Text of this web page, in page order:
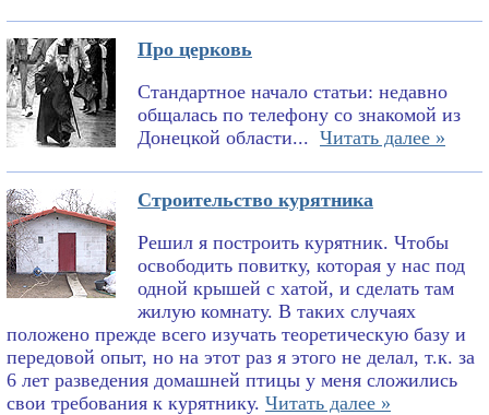
Про церковь
Стандартное начало статьи: недавно
общалась по телефону со знакомой из
Донецкой области... Читать далее »
Строительство курятника
Решил я построить курятник. Чтобы
освободить повитку, которая у нас под
одной крышей с хатой, и сделать там
жилую комнату. В таких случаях
положено прежде всего изучать теоретическую базу и
передовой опыт, но на этот раз я этого не делал, т.к. за
6 лет разведения домашней птицы у меня сложились
свои требования к курятнику. Читать далее »